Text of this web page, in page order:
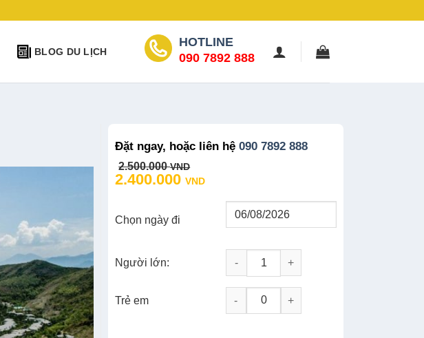
BLOG DU LỊCH
HOTLINE
090 7892 888
Đặt ngay, hoặc liên hệ090 7892 888
2.500.000VND
Original
price
was:
2.400.000VND
Current
price
is:
Chọn ngày đi
Người lớn:
Tour Nha Trang 3N2Đ: Khám phá Du
Trẻ em - +